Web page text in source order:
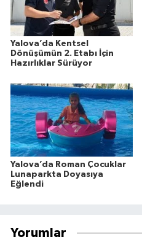
Yalova’da Kentsel
Dönüşümün 2. Etabı İçin
Hazırlıklar Sürüyor
Yalova’da Roman Çocuklar
Lunaparkta Doyasıya
Eğlendi
Yorumlar